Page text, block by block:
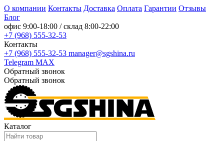
О компании Контакты Доставка Оплата Гарантии Отзывы
Блог
офис 9:00-18:00 / склад 8:00-22:00
+7 (968) 555-32-53
Контакты
+7 (968) 555-32-53 manager@sgshina.ru
Telegram MAX
Обратный звонок
Обратный звонок
Каталог